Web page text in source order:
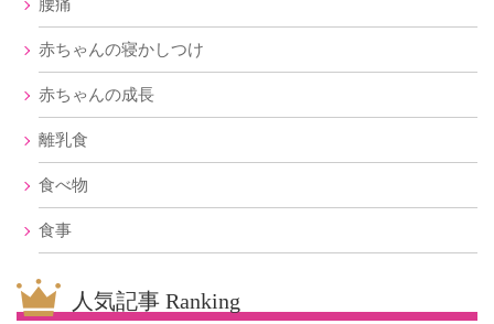
腰痛
赤ちゃんの寝かしつけ
赤ちゃんの成長
離乳食
食べ物
食事
人気記事 Ranking